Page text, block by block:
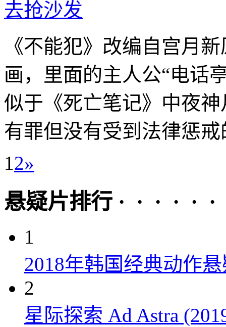
去抢沙发
《不能犯》改编自宫月
画，里面的主人公“电话
似于《死亡笔记》中夜
有罪但没有受到法律惩
1 2»
悬疑片排行 · · · · · ·
1
2018年韩国经典动作
2
星际探索 Ad Astra